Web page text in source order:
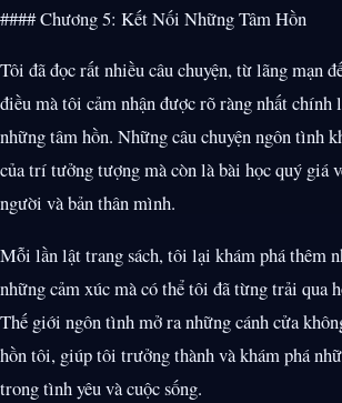
#### Chương 5: Kết Nối Những Tâm Hồn
Tôi đã đọc rất nhiều câu chuyện, từ lãng mạn
điều mà tôi cảm nhận được rõ ràng nhất chính
những tâm hồn. Những câu chuyện ngôn tình
của trí tưởng tượng mà còn là bài học quý giá
người và bản thân mình.
Mỗi lần lật trang sách, tôi lại khám phá thêm
những cảm xúc mà có thể tôi đã từng trải qua
Thế giới ngôn tình mở ra những cánh cửa
hồn tôi, giúp tôi trưởng thành và khám phá
trong tình yêu và cuộc sống.